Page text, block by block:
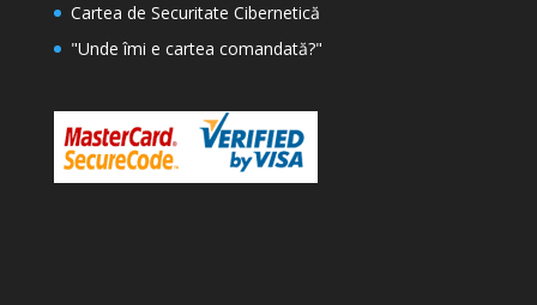
Cartea de Securitate Cibernetică
"Unde îmi e cartea comandată?"